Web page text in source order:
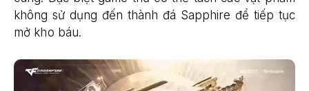
không sử dụng đến thành đá Sapphire để tiếp tục
mở kho báu.